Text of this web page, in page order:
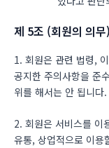
제 5조 (회원의 의무)
1. 회원은 관련 법령,
공지한 주의사항을 준
위를 해서는 안 됩니다.
2. 회원은 서비스를 이
유통, 상업적으로 이용